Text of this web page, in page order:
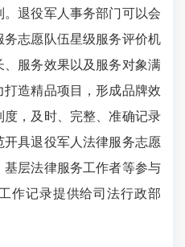
退役军人事务部门可以会
志愿队伍星级服务评价机
服务效果以及服务对象满
造精品项目，形成品牌效
，及时、完整、准确记录
具退役军人法律服务志愿
层法律服务工作者等参与
作记录提供给司法行政部